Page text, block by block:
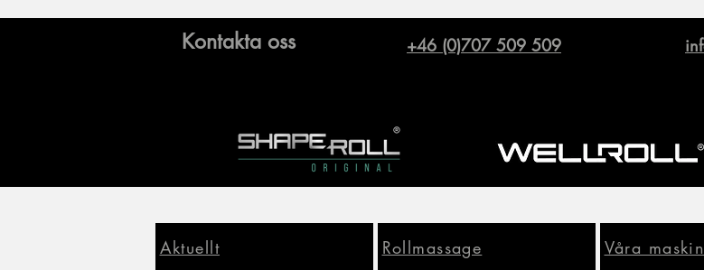
Kontakta oss +46 (0)707 509 509
Aktuellt Rollmassage Våra